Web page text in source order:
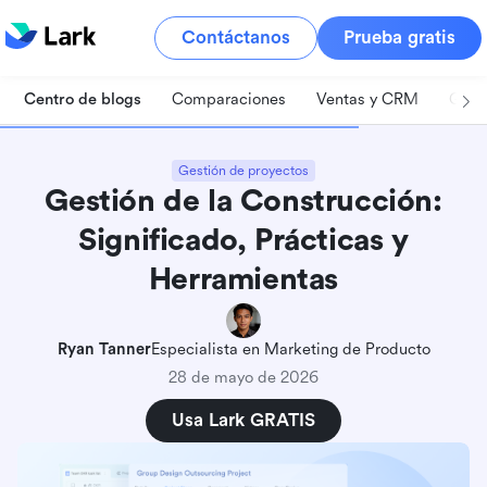
Contáctanos Prueba gratis
Centro de blogs Comparaciones Ventas y CRM
Gestión de proyectos
Gestión de la Construcción:
Significado, Prácticas y
Herramientas
Ryan TannerEspecialista en Marketing de Producto
28 de mayo de 2026
Usa Lark GRATIS